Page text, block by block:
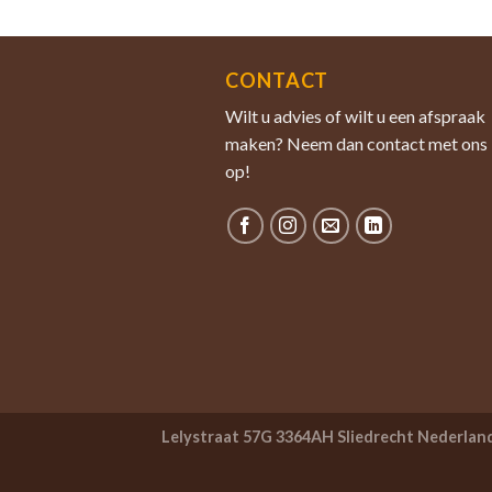
CONTACT
Wilt u advies of wilt u een afspraak
maken? Neem dan contact met ons
op!
Lelystraat 57G 3364AH Sliedrecht